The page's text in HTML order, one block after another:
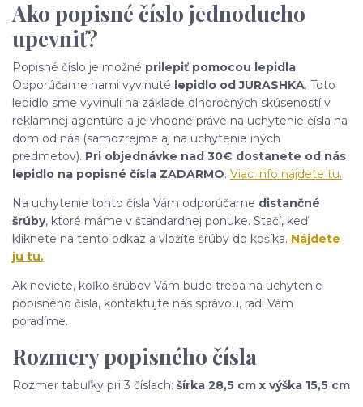
Ako popisné číslo jednoducho
upevniť?
Popisné číslo je možné prilepiť pomocou lepidla.
Odporúčame nami vyvinuté lepidlo od JURASHKA. Toto
lepidlo sme vyvinuli na základe dlhoročných skúseností v
reklamnej agentúre a je vhodné práve na uchytenie čísla na
dom od nás (samozrejme aj na uchytenie iných
predmetov). Pri objednávke nad 30€ dostanete od nás
lepidlo na popisné čísla ZADARMO. Viac info nájdete tu.
Na uchytenie tohto čísla Vám odporúčame distančné
šrúby, ktoré máme v štandardnej ponuke. Stačí, keď
kliknete na tento odkaz a vložíte šrúby do košíka. Nájdete
ju tu.
Ak neviete, koľko šrúbov Vám bude treba na uchytenie
popisného čísla, kontaktujte nás správou, radi Vám
poradíme.
Rozmery popisného čísla
Rozmer tabuľky pri 3 číslach: šírka 28,5 cm x výška 15,5 cm